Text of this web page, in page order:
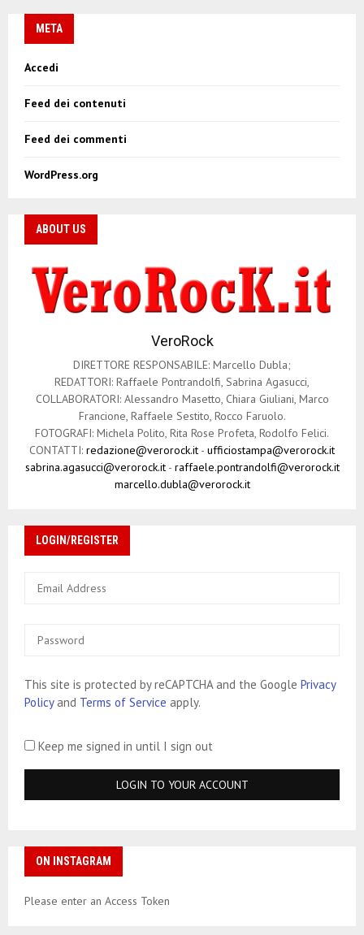
META
Accedi
Feed dei contenuti
Feed dei commenti
WordPress.org
ABOUT US
VeroRock
DIRETTORE RESPONSABILE: Marcello Dubla;
REDATTORI: Raffaele Pontrandolfi, Sabrina Agasucci,
COLLABORATORI: Alessandro Masetto, Chiara Giuliani, Marco
Francione, Raffaele Sestito, Rocco Faruolo.
FOTOGRAFI: Michela Polito, Rita Rose Profeta, Rodolfo Felici.
CONTATTI: redazione@verorock.it - ufficiostampa@verorock.it
sabrina.agasucci@verorock.it- raffaele.pontrandolfi@verorock.it
marcello.dubla@verorock.it
LOGIN/REGISTER
This site is protected by reCAPTCHA and the Google Privacy
Policyand Terms of Service apply.
Keep me signed in until I sign out
ON INSTAGRAM
Please enter an Access Token